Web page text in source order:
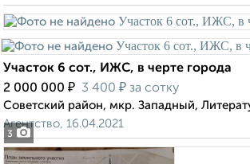
3
Участок 6 сот., ИЖС, в черте города
2 000 000 ₽ 3 400 ₽ за сотку
Советский район, мкр. Западный,
Агентство, 16.04.2021